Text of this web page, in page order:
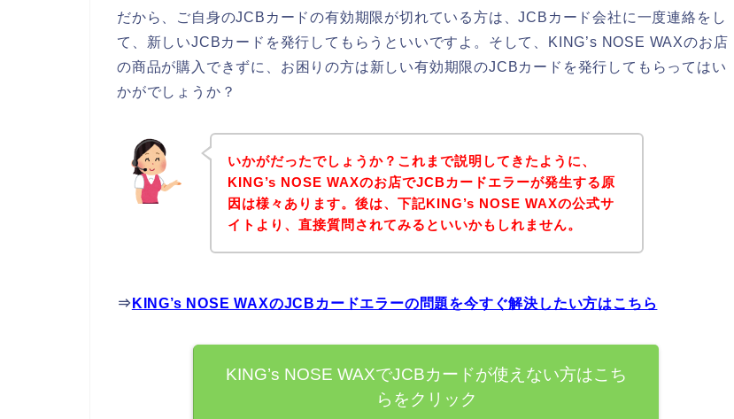
だから、ご自身のJCBカードの有効期限が切れている方は、JCBカード会社に一度連絡をし
て、新しいJCBカードを発行してもらうといいですよ。そして、KING’s NOSE WAXのお店
の商品が購入できずに、お困りの方は新しい有効期限のJCBカードを発行してもらってはい
かがでしょうか？
いかがだったでしょうか？これまで説明してきたように、
KING’s NOSE WAXのお店でJCBカードエラーが発生する原
因は様々あります。後は、下記KING’s NOSE WAXの公式サ
イトより、直接質問されてみるといいかもしれません。
⇒ KING’s NOSE WAXのJCBカードエラーの問題を今すぐ解決したい方はこちら
KING’s NOSE WAXでJCBカードが使えない方はこち
らをクリック